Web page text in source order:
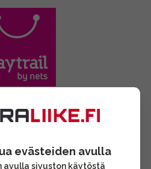
evästeiden avulla
avulla sivuston käytöstä